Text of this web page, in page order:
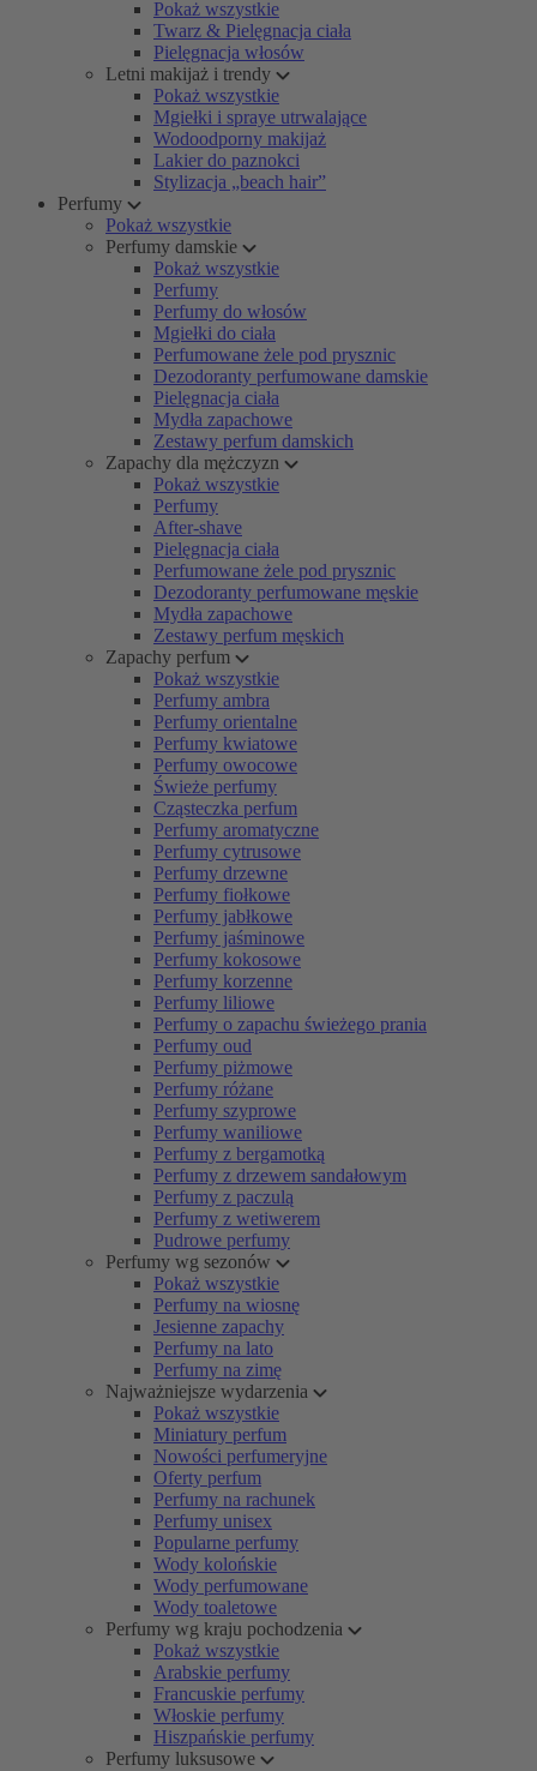
Pokaż wszystkie
Twarz & Pielęgnacja ciała
Pielęgnacja włosów
Letni makijaż i trendy
Pokaż wszystkie
Mgiełki i spraye utrwalające
Wodoodporny makijaż
Lakier do paznokci
Stylizacja „beach hair”
Perfumy
Pokaż wszystkie
Perfumy damskie
Pokaż wszystkie
Perfumy
Perfumy do włosów
Mgiełki do ciała
Perfumowane żele pod prysznic
Dezodoranty perfumowane damskie
Pielęgnacja ciała
Mydła zapachowe
Zestawy perfum damskich
Zapachy dla mężczyzn
Pokaż wszystkie
Perfumy
After-shave
Pielęgnacja ciała
Perfumowane żele pod prysznic
Dezodoranty perfumowane męskie
Mydła zapachowe
Zestawy perfum męskich
Zapachy perfum
Pokaż wszystkie
Perfumy ambra
Perfumy orientalne
Perfumy kwiatowe
Perfumy owocowe
Świeże perfumy
Cząsteczka perfum
Perfumy aromatyczne
Perfumy cytrusowe
Perfumy drzewne
Perfumy fiołkowe
Perfumy jabłkowe
Perfumy jaśminowe
Perfumy kokosowe
Perfumy korzenne
Perfumy liliowe
Perfumy o zapachu świeżego prania
Perfumy oud
Perfumy piżmowe
Perfumy różane
Perfumy szyprowe
Perfumy waniliowe
Perfumy z bergamotką
Perfumy z drzewem sandałowym
Perfumy z paczulą
Perfumy z wetiwerem
Pudrowe perfumy
Perfumy wg sezonów
Pokaż wszystkie
Perfumy na wiosnę
Jesienne zapachy
Perfumy na lato
Perfumy na zimę
Najważniejsze wydarzenia
Pokaż wszystkie
Miniatury perfum
Nowości perfumeryjne
Oferty perfum
Perfumy na rachunek
Perfumy unisex
Popularne perfumy
Wody kolońskie
Wody perfumowane
Wody toaletowe
Perfumy wg kraju pochodzenia
Pokaż wszystkie
Arabskie perfumy
Francuskie perfumy
Włoskie perfumy
Hiszpańskie perfumy
Perfumy luksusowe